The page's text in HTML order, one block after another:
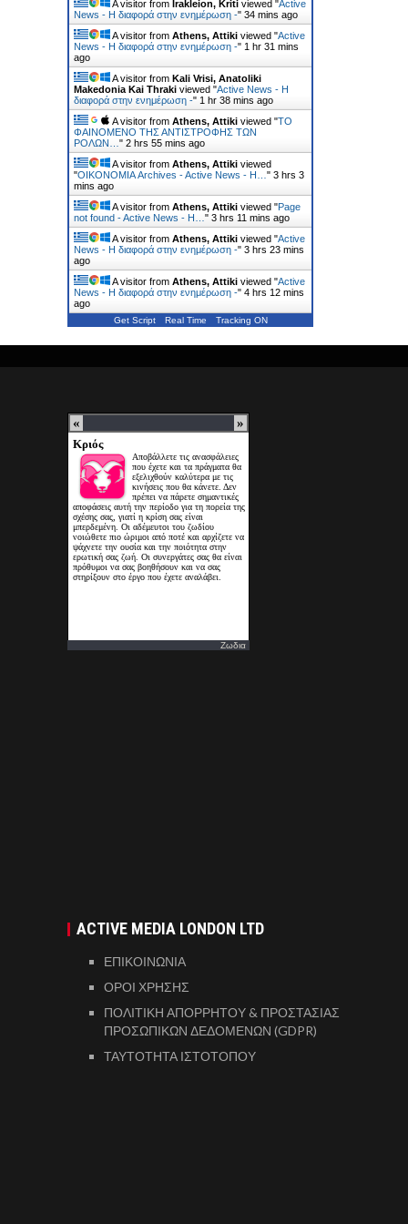
A visitor from Irakleion, Kriti viewed "Active
News - Η διαφορά στην ενημέρωση -" 34 mins ago
A visitor from Athens, Attiki viewed "Active
News - Η διαφορά στην ενημέρωση -" 1 hr 31 mins
ago
A visitor from Kali Vrisi, Anatoliki
Makedonia Kai Thraki viewed "Active News - Η
διαφορά στην ενημέρωση -" 1 hr 38 mins ago
A visitor from Athens, Attiki viewed "ΤΟ
ΦΑΙΝΟΜΕΝΟ ΤΗΣ ΑΝΤΙΣΤΡΟΦΗΣ ΤΩΝ
ΡΟΛΩΝ…" 2 hrs 55 mins ago
A visitor from Athens, Attiki viewed
"ΟΙΚΟΝΟΜΙΑ Archives - Active News - Η…" 3 hrs 3
mins ago
A visitor from Athens, Attiki viewed "Page
not found - Active News - Η…" 3 hrs 11 mins ago
A visitor from Athens, Attiki viewed "Active
News - Η διαφορά στην ενημέρωση -" 3 hrs 23 mins
ago
A visitor from Athens, Attiki viewed "Active
News - Η διαφορά στην ενημέρωση -" 4 hrs 12 mins
ago
Get Script Real Time Tracking ON
Ζωδια
ACTIVE MEDIA LONDON LTD
ΕΠΙΚΟΙΝΩΝΙΑ
ΟΡΟΙ ΧΡΗΣΗΣ
ΠΟΛΙΤΙΚΗ ΑΠΟΡΡΗΤΟΥ & ΠΡΟΣΤΑΣΙΑΣ
ΠΡΟΣΩΠΙΚΩΝ ΔΕΔΟΜΕΝΩΝ (GDPR)
ΤΑΥΤΟΤΗΤΑ ΙΣΤΟΤΟΠΟΥ